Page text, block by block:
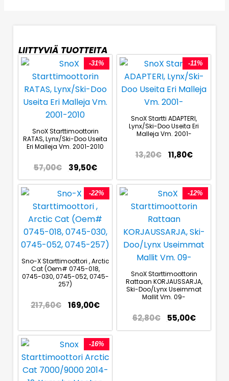
LIITTYVIÄ TUOTTEITA
-31%
SnoX Starttimoottorin
RATAS, Lynx/Ski-Doo Useita
Eri Malleja Vm. 2001-2010
57,00€ 39,50€
-11%
SnoX Startti ADAPTERI,
Lynx/Ski-Doo Useita Eri
Malleja Vm. 2001-
13,20€ 11,80€
-22%
Sno-X Starttimoottori , Arctic
Cat (Oem# 0745-018,
0745-030, 0745-052, 0745-
257)
217,60€ 169,00€
-12%
SnoX Starttimoottorin
Rattaan KORJAUSSARJA,
Ski-Doo/Lynx Useimmat
Mallit Vm. 09-
62,80€ 55,00€
-16%